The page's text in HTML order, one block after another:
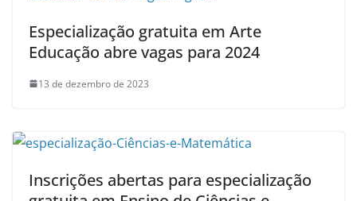
Especialização gratuita em Arte
Educação abre vagas para 2024
13 de dezembro de 2023
Inscrições abertas para especialização